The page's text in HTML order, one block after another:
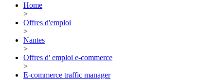
Home
>
Offres d'emploi
>
Nantes
>
Offres d' emploi e-commerce
>
E-commerce traffic manager